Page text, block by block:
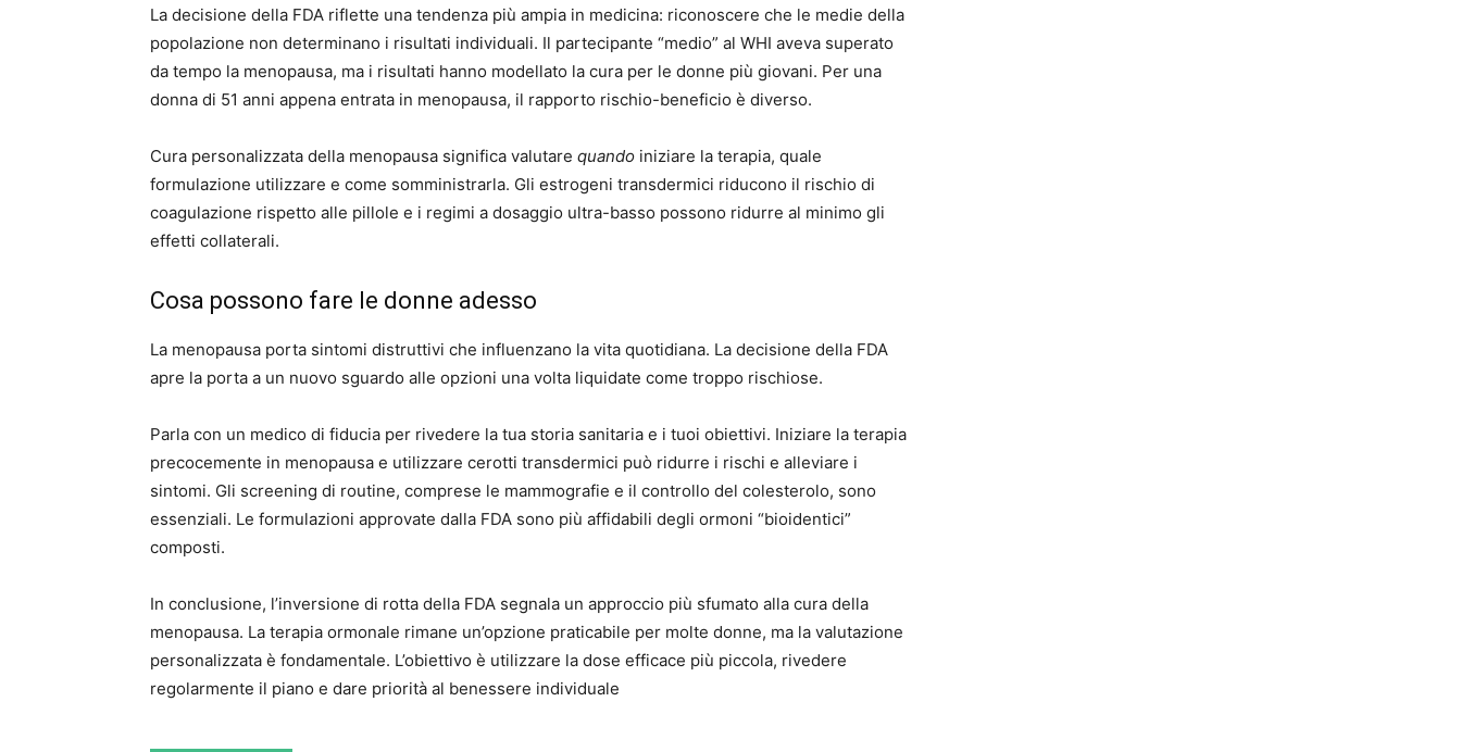
La decisione della FDA riflette una tendenza più ampia in medicina: riconoscere che le medie della
popolazione non determinano i risultati individuali. Il partecipante “medio” al WHI aveva superato
da tempo la menopausa, ma i risultati hanno modellato la cura per le donne più giovani. Per una
donna di 51 anni appena entrata in menopausa, il rapporto rischio-beneficio è diverso.
Cura personalizzata della menopausa significa valutare quando iniziare la terapia, quale
formulazione utilizzare e come somministrarla. Gli estrogeni transdermici riducono il rischio di
coagulazione rispetto alle pillole e i regimi a dosaggio ultra-basso possono ridurre al minimo gli
effetti collaterali.
Cosa possono fare le donne adesso
La menopausa porta sintomi distruttivi che influenzano la vita quotidiana. La decisione della FDA
apre la porta a un nuovo sguardo alle opzioni una volta liquidate come troppo rischiose.
Parla con un medico di fiducia per rivedere la tua storia sanitaria e i tuoi obiettivi. Iniziare la terapia
precocemente in menopausa e utilizzare cerotti transdermici può ridurre i rischi e alleviare i
sintomi. Gli screening di routine, comprese le mammografie e il controllo del colesterolo, sono
essenziali. Le formulazioni approvate dalla FDA sono più affidabili degli ormoni “bioidentici”
composti.
In conclusione, l’inversione di rotta della FDA segnala un approccio più sfumato alla cura della
menopausa. La terapia ormonale rimane un’opzione praticabile per molte donne, ma la valutazione
personalizzata è fondamentale. L’obiettivo è utilizzare la dose efficace più piccola, rivedere
regolarmente il piano e dare priorità al benessere individuale